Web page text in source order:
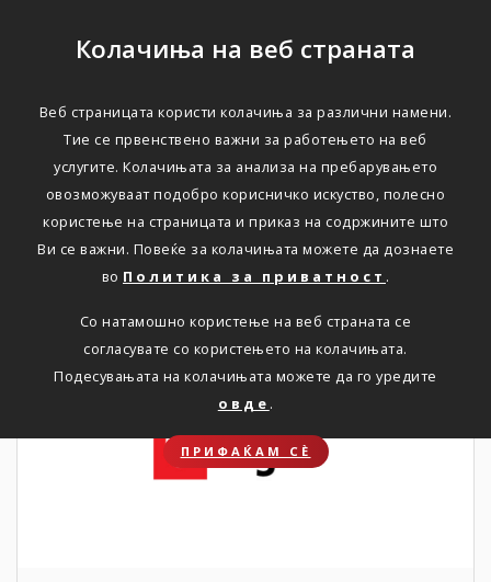
Колачиња на веб страната
Веб страницата користи колачиња за различни намени.
Тие се првенствено важни за работењето на веб
услугите. Колачињата за анализа на пребарувањето
овозможуваат подобро корисничко искуство, полесно
користење на страницата и приказ на содржините што
Ви се важни. Повеќе за колачињата можете да дознаете
во Политика за приватност .
Со натамошно користење на веб страната се
согласувате со користењето на колачињата.
Подесувањата на колачињата можете да го уредите
овде .
ПРИФАЌАМ СЀ
ИНФОРМАЦИИ ЗА АКЦИОНЕРИ
Акционери